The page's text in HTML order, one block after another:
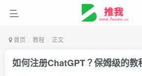
首页 教程 正文
如何注册ChatGPT？保姆级的教